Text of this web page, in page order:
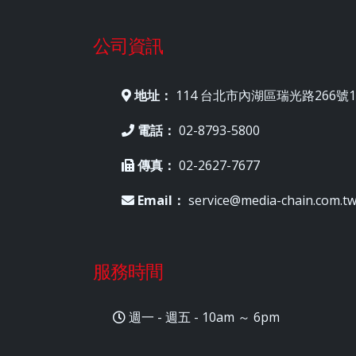
公司資訊
地址： 114 台北市內湖區瑞光路266號
電話： 02-8793-5800
傳真： 02-2627-7677
Email： service@media-chain.com.tw
服務時間
週一 - 週五 - 10am ～ 6pm